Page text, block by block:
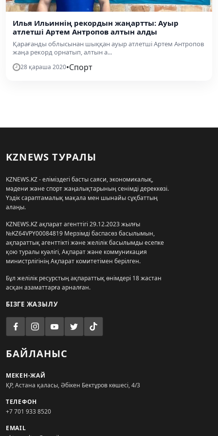
Илья Ильиннің рекордын жаңартты: Ауыр
атлетші Артем Антропов алтын алды
Қарағанды облысынан шыққан ауыр атлетші Артем Антропов
жаңа рекорд орнатып, алтын а...
28 қараша 2020•Спорт
KZNEWS ТУРАЛЫ
KZNEWS.KZ - еліміздегі басты саяси, экономикалық,
мәдени және спорт жаңалықтарының сенімді дереккөзі.
Үздік сараптамалық мақала мен шынайы сұқбаттың
алаңы.
KZNEWS.KZ ақпарат агенттігі 29.12.2023 жылғы
№KZ64VPY00084819 Мерзімді баспасөз басылымын,
ақпараттық агенттікті және желілік басылымды есепке
қою туралы куәлігі, Ақпарат және коммуникация
министрлігінің Ақпарат комитетімен берілген.
Бұл желілік ресурстың ақпараттық өнімдері 18 жастан
асқан азаматтарға арналған.
БІЗГЕ ЖАЗЫЛУ
БАЙЛАНЫС
МЕКЕН-ЖАЙ
ҚР, Астана қаласы, Әбікен Бектұров көшесі, 4/3
ТЕЛЕФОН
+7 701 933 8520
EMAIL